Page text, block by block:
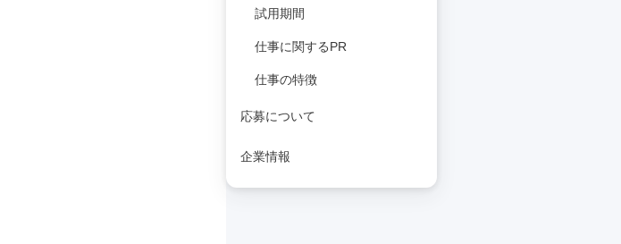
試用期間
仕事に関するPR
仕事の特徴
応募について
企業情報